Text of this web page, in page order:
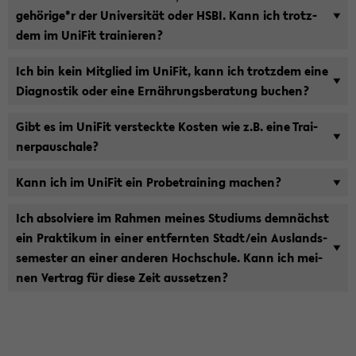
ge­hö­ri­ge*r der Uni­ver­si­tät oder HSBI. Kann ich trotz­
dem im Uni­Fit trai­nie­ren?
Ich bin kein Mit­glied im Uni­Fit, kann ich trotz­dem eine
Dia­gnos­tik oder eine Er­näh­rungs­be­ra­tung bu­chen?
Gibt es im Uni­Fit ver­steck­te Kos­ten wie z.B. eine Trai­
ner­pau­scha­le?
Kann ich im Uni­Fit ein Pro­be­trai­ning ma­chen?
Ich ab­sol­vie­re im Rah­men mei­nes Stu­di­ums dem­nächst
ein Prak­ti­kum in einer ent­fern­ten Stadt/ein Aus­lands­
se­mes­ter an einer an­de­ren Hoch­schu­le. Kann ich mei­
nen Ver­trag für diese Zeit aus­set­zen?